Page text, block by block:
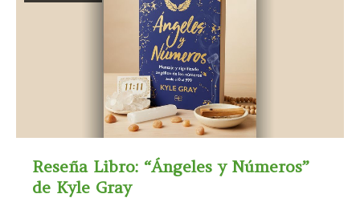
Reseña Libro: “Ángeles y Números”
de Kyle Gray